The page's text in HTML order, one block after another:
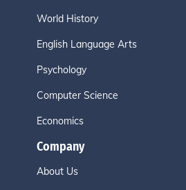
World History
English Language Arts
Psychology
Computer Science
Economics
Company
About Us